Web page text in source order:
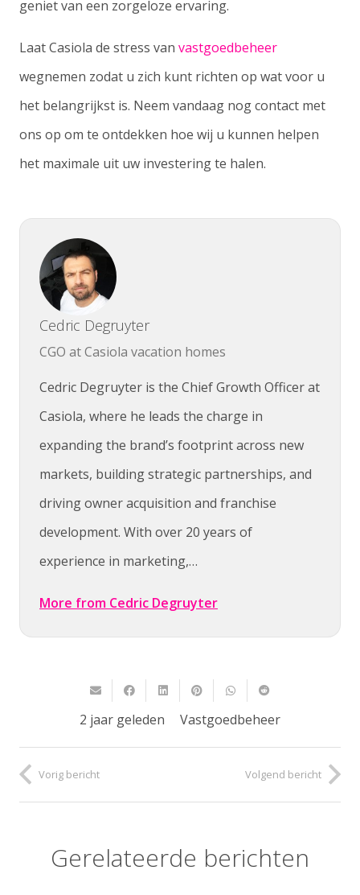
geniet van een zorgeloze ervaring.
Laat Casiola de stress van vastgoedbeheer
wegnemen zodat u zich kunt richten op wat voor u
het belangrijkst is. Neem vandaag nog contact met
ons op om te ontdekken hoe wij u kunnen helpen
het maximale uit uw investering te halen.
Cedric Degruyter
CGO at Casiola vacation homes
Cedric Degruyter is the Chief Growth Officer at
Casiola, where he leads the charge in
expanding the brand’s footprint across new
markets, building strategic partnerships, and
driving owner acquisition and franchise
development. With over 20 years of
experience in marketing,…
More from Cedric Degruyter
2 jaar geleden Vastgoedbeheer
Vorig bericht Volgend bericht
Gerelateerde berichten